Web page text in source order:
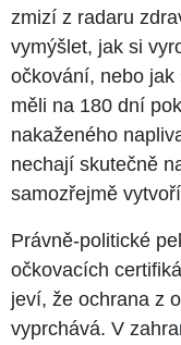
zmizí z radaru
vymýšlet, jak si
očkování, nebo
měli na 180 dní
nakaženého
nechají skutečně
samozřejmě
Právně-politické
očkovacích
jeví, že ochrana z
vyprchává. V